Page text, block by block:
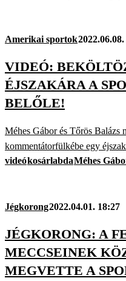
Amerikai sportok
VIDEÓ:
ÉJSZAKÁRA A
BELŐLE!
Méhes Gábor és Tőrös Balázs
kommentátorfülkébe egy
videókosárlabdaMéhes
Jégkorong2022.04.01. 18:27
JÉGKORONG: A
MECCSEINEK
MEGVETTE A